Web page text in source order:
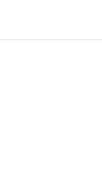
同入